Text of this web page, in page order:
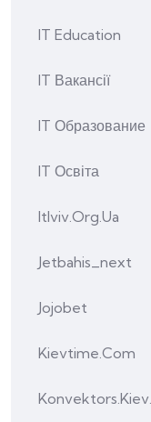
IT Education
IT Вакансії
IT Образование
IT Освіта
Itlviv.org.ua
Jetbahis_next
Jojobet
Kievtime.com